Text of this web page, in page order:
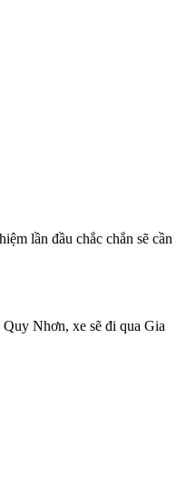
lần đầu chắc chắn sẽ cần
Nhơn, xe sẽ đi qua Gia